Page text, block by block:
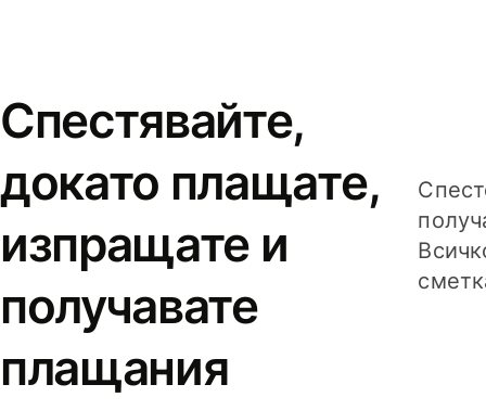
Спестявайте,
докато плащате,
изпращате и
получавате
плащания